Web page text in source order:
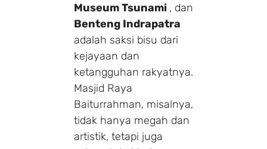
Museum Tsunami , dan
Benteng Indrapatra
adalah saksi bisu dari
kejayaan dan
ketangguhan rakyatnya.
Masjid Raya
Baiturrahman, misalnya,
tidak hanya megah dan
artistik, tetapi juga